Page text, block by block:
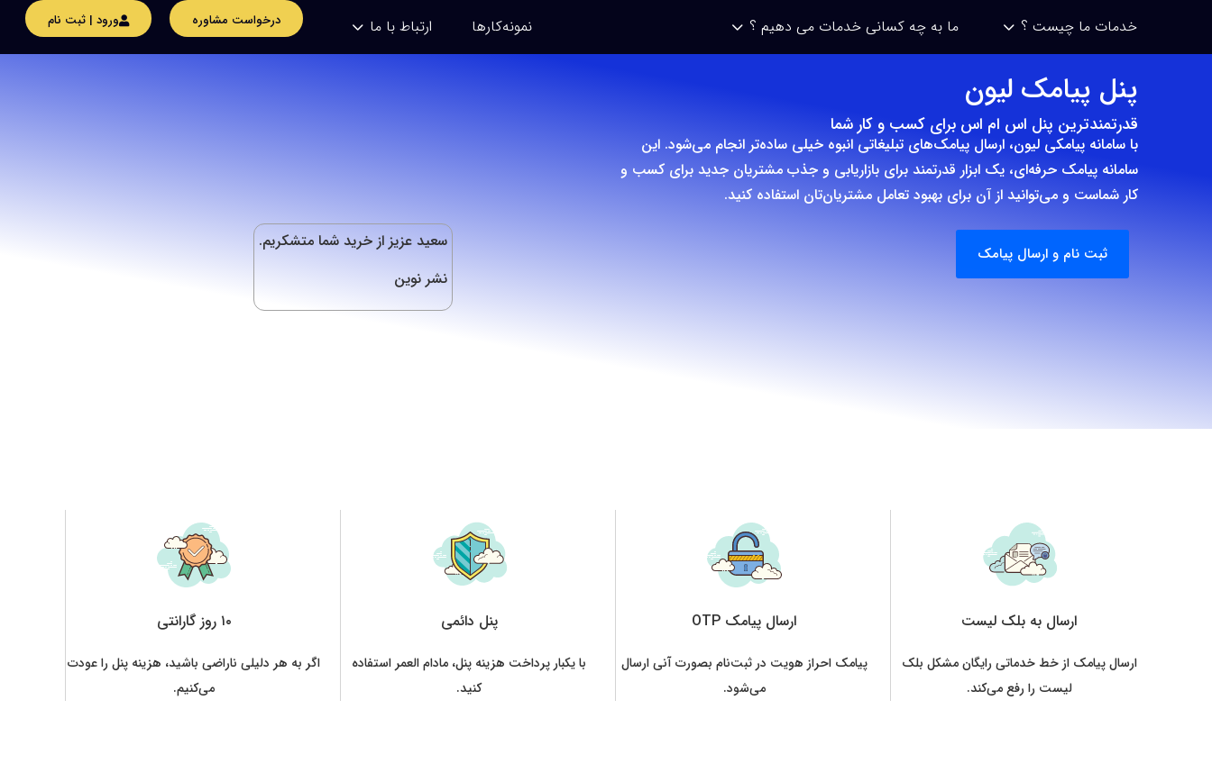
خدمات ما چیست ؟ ما به چه کسانی خدمات می دهیم ؟ نمونه‌کارها ارتباط با ما درخواست مشاوره ورود | ثبت نام
پنل پیامک لیون
قدرتمندترین پنل اس ام اس برای کسب و کار شما
با سامانه پیامکی لیون، ارسال پیامک‌های تبلیغاتی انبوه خیلی ساده‌تر انجام می‌شود. این
سامانه پیامک حرفه‌ای، یک ابزار قدرتمند برای بازاریابی و جذب مشتریان جدید برای کسب و
کار شماست و می‌توانید از آن برای بهبود تعامل مشتریان‌تان استفاده کنید.
ثبت نام و ارسال پیامک
سعید عزیز از خرید شما متشکریم.
نشر نوین
ارسال به بلک لیست
ارسال پیامک از خط خدماتی رایگان مشکل بلک
لیست را رفع می‌کند.
ارسال پیامک OTP
پیامک احراز هویت در ثبت‌نام بصورت آنی ارسال
می‌شود.
پنل دائمی
با یکبار پرداخت هزینه پنل، مادام العمر استفاده
کنید.
۱۰ روز گارانتی
اگر به هر دلیلی ناراضی باشید، هزینه پنل را عودت
می‌کنیم.